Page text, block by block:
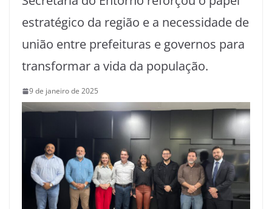
estratégico da região e a necessidade de
união entre prefeituras e governos para
transformar a vida da população.
9 de janeiro de 2025